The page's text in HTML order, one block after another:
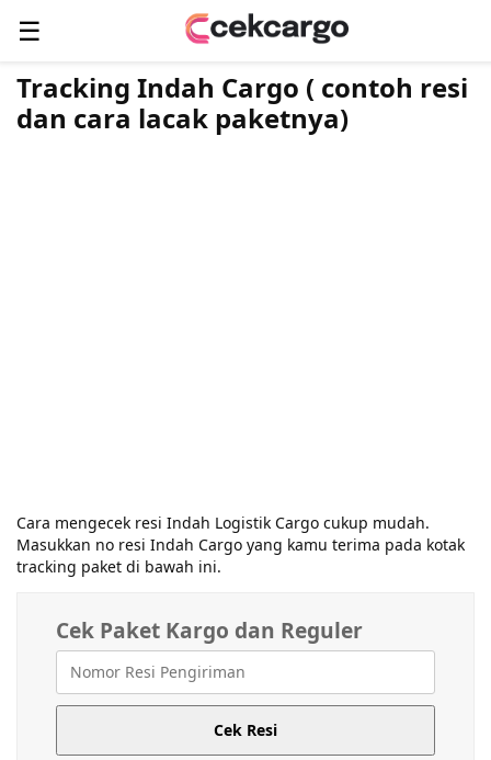
☰
Tracking Indah Cargo ( contoh resi
dan cara lacak paketnya)
Cara mengecek resi Indah Logistik Cargo cukup mudah.
Masukkan no resi Indah Cargo yang kamu terima pada kotak
tracking paket di bawah ini.
Cek Paket Kargo dan Reguler
Cek Resi